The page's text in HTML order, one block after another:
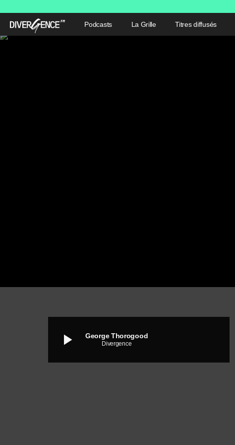
Podcasts La Grille Titres diffusés
play_arrow George Thorogood
Divergence